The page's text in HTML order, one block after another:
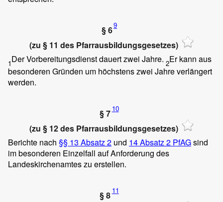
§ 69
(zu § 11 des Pfarrausbildungsgesetzes)
1Der Vorbereitungsdienst dauert zwei Jahre. 2Er kann aus
besonderen Gründen um höchstens zwei Jahre verlängert
werden.
§ 7 10
(zu § 12 des Pfarrausbildungsgesetzes)
Berichte nach §§ 13 Absatz 2 und 14 Absatz 2 PfAGsind
im besonderen Einzelfall auf Anforderung des
Landeskirchenamtes zu erstellen.
§ 8 11